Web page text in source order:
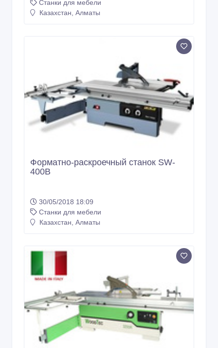
Станки для мебели
Казахстан, Алматы
Форматно-раскроечный станок SW-
400B
30/05/2018 18:09
Станки для мебели
Казахстан, Алматы